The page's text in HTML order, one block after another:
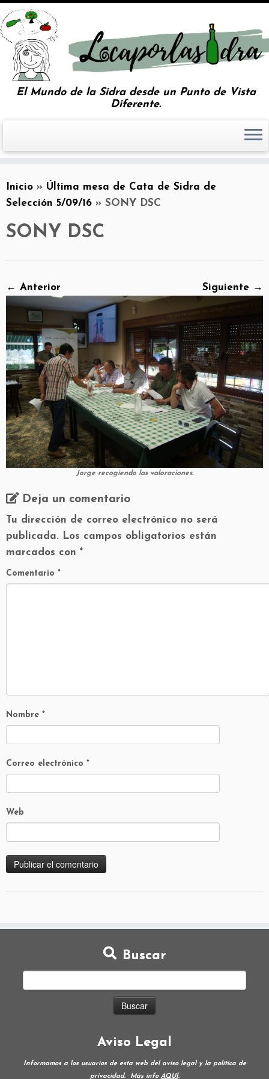
El Mundo de la Sidra desde un Punto de Vista
Diferente.
Inicio » Última mesa de Cata de Sidra de
Selección 5/09/16 » SONY DSC
SONY DSC
← Anterior Siguiente →
Jorge recogiendo las valoraciones.
Deja un comentario
Tu dirección de correo electrónico no será
publicada. Los campos obligatorios están
marcados con *
Comentario *
Nombre *
Correo electrónico *
Web
Buscar
Aviso Legal
Informamos a los usuarios de esta web del aviso legal y la política de
privacidad.
Más info AQUÍ.